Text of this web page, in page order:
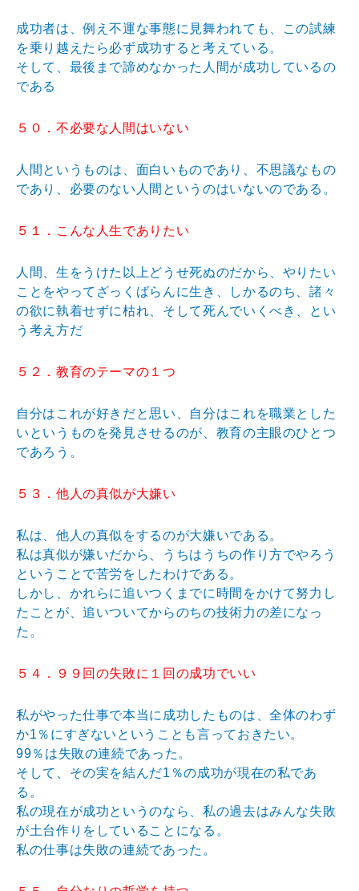
成功者は、例え不運な事態に見舞われても、この試練
を乗り越えたら必ず成功すると考えている。
そして、最後まで諦めなかった人間が成功しているの
である
５０．不必要な人間はいない
人間というものは、面白いものであり、不思議なもの
であり、必要のない人間というのはいないのである。
５１．こんな人生でありたい
人間、生をうけた以上どうせ死ぬのだから、やりたい
ことをやってざっくばらんに生き、しかるのち、諸々
の欲に執着せずに枯れ、そして死んでいくべき、とい
う考え方だ
５２．教育のテーマの１つ
自分はこれが好きだと思い、自分はこれを職業とした
いというものを発見させるのが、教育の主眼のひとつ
であろう。
５３．他人の真似が大嫌い
私は、他人の真似をするのが大嫌いである。
私は真似が嫌いだから、うちはうちの作り方でやろう
ということで苦労をしたわけである。
しかし、かれらに追いつくまでに時間をかけて努力し
たことが、追いついてからのちの技術力の差になっ
た。
５４．９９回の失敗に１回の成功でいい
私がやった仕事で本当に成功したものは、全体のわず
か1％にすぎないということも言っておきたい。
99％は失敗の連続であった。
そして、その実を結んだ1％の成功が現在の私であ
る。
私の現在が成功というのなら、私の過去はみんな失敗
が土台作りをしていることになる。
私の仕事は失敗の連続であった。